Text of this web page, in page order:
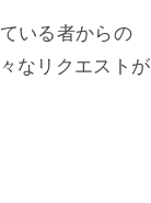
いる者からの
なリクエストが